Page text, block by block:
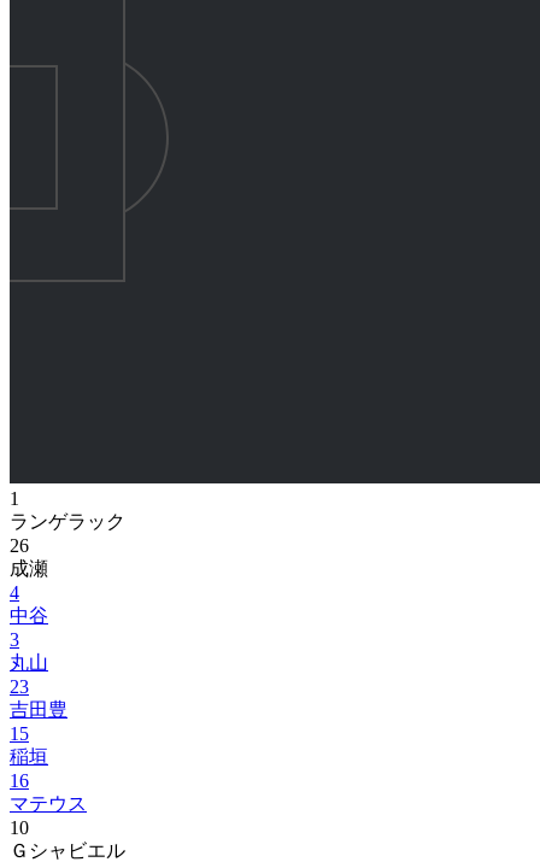
1
ランゲラック
26
成瀬
4
中谷
3
丸山
23
吉田豊
15
稲垣
16
マテウス
10
Ｇシャビエル